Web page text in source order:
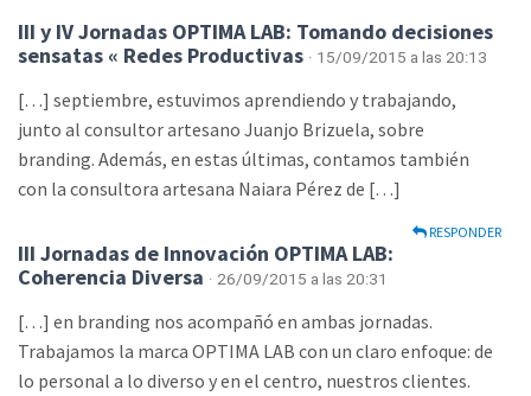
III y IV Jornadas OPTIMA LAB: Tomando decisiones
sensatas « Redes Productivas · 15/09/2015 a las 20:13
[…] septiembre, estuvimos aprendiendo y trabajando,
junto al consultor artesano Juanjo Brizuela, sobre
branding. Además, en estas últimas, contamos también
con la consultora artesana Naiara Pérez de […]
RESPONDER
III Jornadas de Innovación OPTIMA LAB:
Coherencia Diversa · 26/09/2015 a las 20:31
[…] en branding nos acompañó en ambas jornadas.
Trabajamos la marca OPTIMA LAB con un claro enfoque: de
lo personal a lo diverso y en el centro, nuestros clientes.